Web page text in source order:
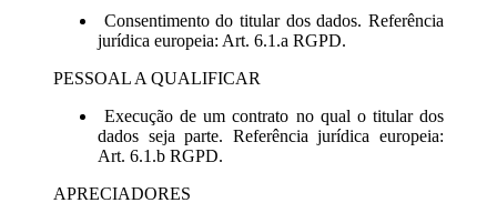
Consentimento do titular dos dados. Referência
jurídica europeia: Art. 6.1.a RGPD.
PESSOAL A QUALIFICAR
Execução de um contrato no qual o titular dos
dados seja parte. Referência jurídica europeia:
Art. 6.1.b RGPD.
APRECIADORES